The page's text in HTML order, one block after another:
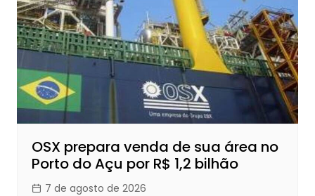
OSX prepara venda de sua área no
Porto do Açu por R$ 1,2 bilhão
7 de agosto de 2026